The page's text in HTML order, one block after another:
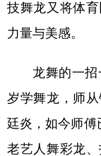
技舞龙又将体
力量与美感。
龙舞的一招
岁学舞龙，师
廷炎，如今师傅
老艺人舞彩龙